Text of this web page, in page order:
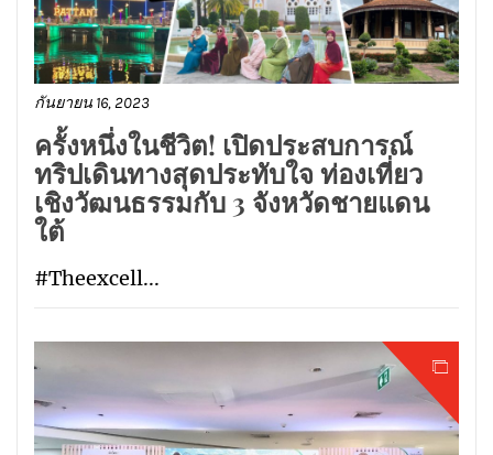
กันยายน 16, 2023
ครั้งหนึ่งในชีวิต! เปิดประสบการณ์
ทริปเดินทางสุดประทับใจ ท่องเที่ยว
เชิงวัฒนธรรมกับ 3 จังหวัดชายแดน
ใต้
#Theexcell...